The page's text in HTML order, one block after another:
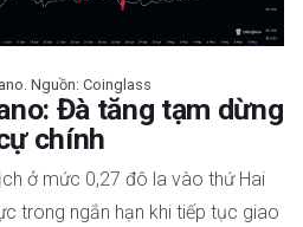
Nguồn: Coinglass
Đà tăng tạm dừng
chính
ở mức 0,27 đô la vào thứ Hai
trong ngắn hạn khi tiếp tục giao